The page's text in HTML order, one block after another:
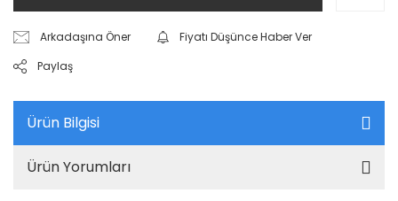
Arkadaşına Öner
Fiyatı Düşünce Haber Ver
Paylaş
Ürün Bilgisi
Ürün Yorumları